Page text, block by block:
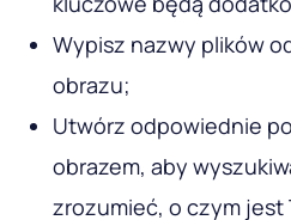
Lens/Pinterest Lens są
wyszukiwania.
Google App: aplikacja do
wpływa na